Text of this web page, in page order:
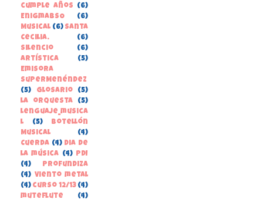
cumple años
(6)
EnigmaBSO
(6)
Musical (6) Santa
Cecilia.
(6)
Silencio
(6)
Artística
(5)
Emisora
SuperMenéndez
(5)
Glosario
(5)
la orquesta
(5)
lenguaje_musica
l
(5)
Botellón
Musical
(4)
Cuerda (4) Dia de
la música (4) PDI
(4)
Profundiza
(4) Viento metal
(4) curso 12/13 (4)
muteflute
(4)